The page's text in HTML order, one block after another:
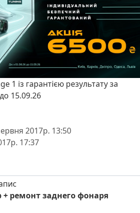
1 із гарантією результату за
15.09.26
2017р. 13:50
17:37
ремонт заднего фонаря